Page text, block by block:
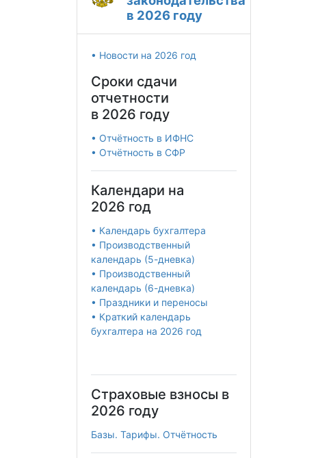
в 2026 году
• Новости на 2026 год
Сроки сдачи
отчетности
в 2026 году
• Отчётность в ИФНС
• Отчётность в СФР
Календари на
2026 год
• Календарь бухгалтера
• Производственный
календарь (5-дневка)
• Производственный
календарь (6-дневка)
• Праздники и переносы
• Краткий календарь
бухгалтера на 2026 год
Страховые взносы в
2026 году
Базы. Тарифы. Отчётность